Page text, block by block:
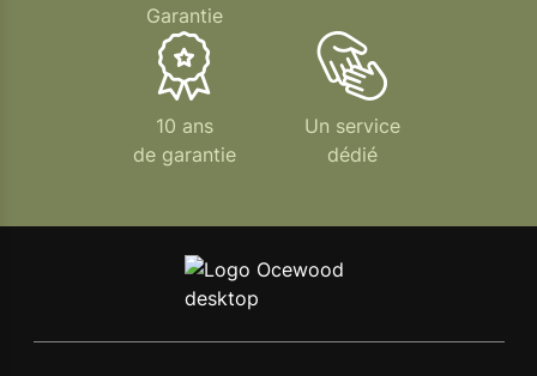
Garantie
10 ans
de garantie
Un service
dédié